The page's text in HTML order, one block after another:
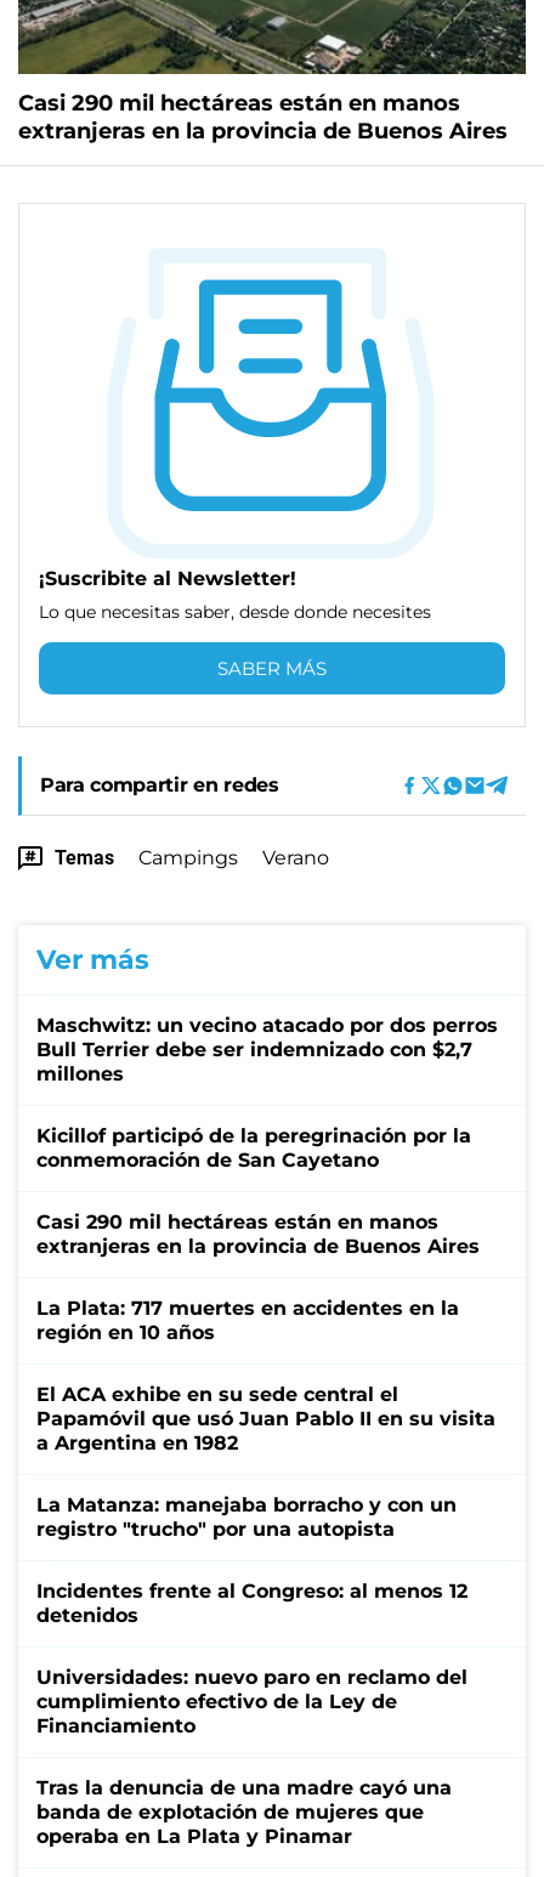
Casi 290 mil hectáreas están en manos
extranjeras en la provincia de Buenos Aires
¡Suscribite al Newsletter!
Lo que necesitas saber, desde donde necesites
SABER MÁS
Para compartir en redes
Temas Campings Verano
Ver más
Maschwitz: un vecino atacado por dos perros
Bull Terrier debe ser indemnizado con $2,7
millones
Kicillof participó de la peregrinación por la
conmemoración de San Cayetano
Casi 290 mil hectáreas están en manos
extranjeras en la provincia de Buenos Aires
La Plata: 717 muertes en accidentes en la
región en 10 años
El ACA exhibe en su sede central el
Papamóvil que usó Juan Pablo II en su visita
a Argentina en 1982
La Matanza: manejaba borracho y con un
registro "trucho" por una autopista
Incidentes frente al Congreso: al menos 12
detenidos
Universidades: nuevo paro en reclamo del
cumplimiento efectivo de la Ley de
Financiamiento
Tras la denuncia de una madre cayó una
banda de explotación de mujeres que
operaba en La Plata y Pinamar